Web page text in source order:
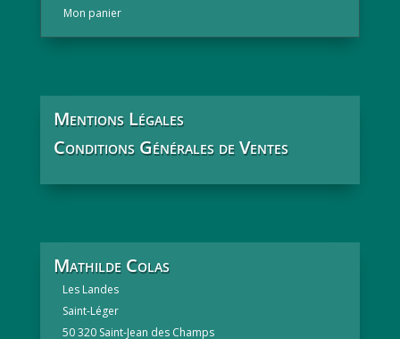
Mon panier
Mentions Légales
Conditions Générales de Ventes
Mathilde Colas
Les Landes
Saint-Léger
50 320 Saint-Jean des Champs